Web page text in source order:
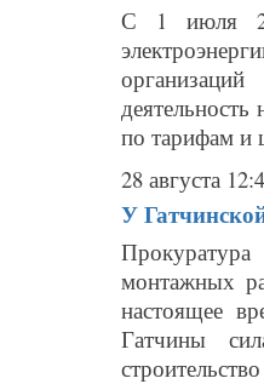
С 1 июля
по тарифам и
28 августа
У
монтажных
настоящее
Гатчины